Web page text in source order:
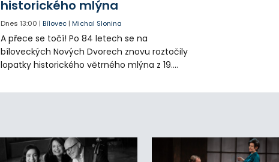
historického mlýna
Dnes 13:00 |Bílovec |Michal Slonina
A přece se točí! Po 84 letech se na
bíloveckých Nových Dvorech znovu roztočily
lopatky historického větrného mlýna z 19.
rozpohybovat dobrovolníci.